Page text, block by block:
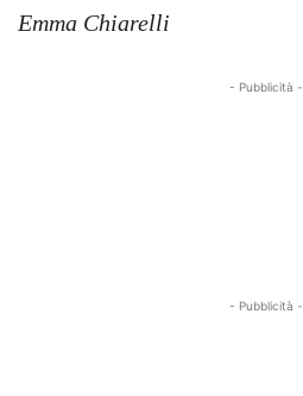
Emma Chiarelli
- Pubblicità -
- Pubblicità -